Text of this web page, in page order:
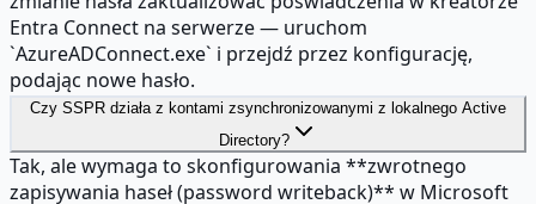
Entra Connect na serwerze — uruchom
`AzureADConnect.exe` i przejdź przez konfigurację,
podając nowe hasło.
Czy SSPR działa z kontami zsynchronizowanymi z lokalnego Active
Directory?
Tak, ale wymaga to skonfigurowania **zwrotnego
zapisywania haseł (password writeback)** w Microsoft